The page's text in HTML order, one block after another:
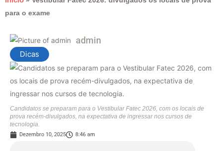
para o exame
admin
Dicas
Candidatos se preparam para o Vestibular Fatec 2026, com os locais de
prova recém-divulgados, na expectativa de ingressar nos cursos de
tecnologia.
Dezembro 10, 2025 8:46 am